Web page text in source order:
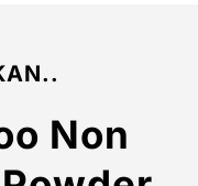
Non